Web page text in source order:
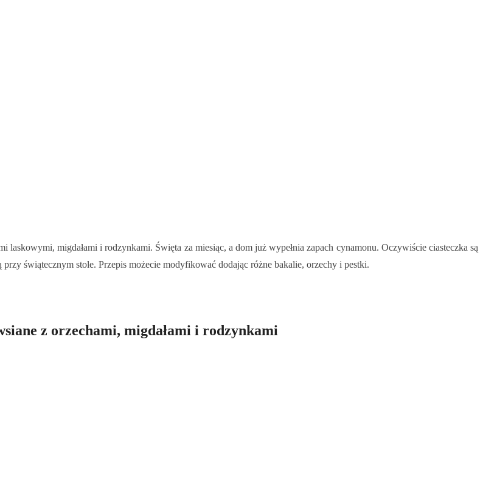
migdałami i rodzynkami. Święta za miesiąc, a dom już wypełnia zapach cynamonu. Oczywiście ciasteczka są
świątecznym stole. Przepis możecie modyfikować dodając różne bakalie, orzechy i pestki.
z orzechami, migdałami i rodzynkami